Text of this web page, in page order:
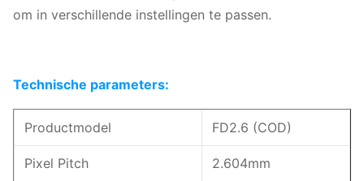
om in verschillende instellingen te passen.
Technische parameters:
Productmodel FD2.6 (COD)
Pixel Pitch 2.604mm